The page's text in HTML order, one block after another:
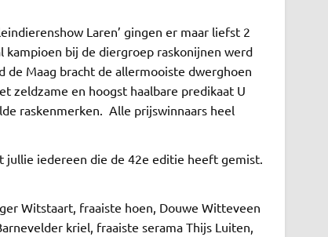
Laren’ gingen er maar liefst 2
kampioen bij de diergroep raskonijnen werd
de Maag bracht de allermooiste dwerghoen
zeldzame en hoogst haalbare predikaat U
raskenmerken. Alle prijswinnaars heel
jullie iedereen die de 42e editie heeft gemist.
Witstaart, fraaiste hoen, Douwe Witteveen
kriel, fraaiste serama Thijs Luiten,